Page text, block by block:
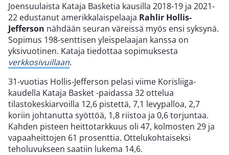
Joensuulaista Kataja Basketia kausilla 2018-19 ja 2021-
22 edustanut amerikkalaispelaaja Rahlir Hollis-
Jefferson nähdään seuran väreissä myös ensi syksynä.
Sopimus 198-senttisen yleispelaajan kanssa on
yksivuotinen. Kataja tiedottaa sopimuksesta
verkkosivuillaan.
31-vuotias Hollis-Jefferson pelasi viime Korisliiga-
kaudella Kataja Basket -paidassa 32 ottelua
tilastokeskiarvoilla 12,6 pistettä, 7,1 levypalloa, 2,7
koriin johtanutta syöttöä, 1,8 riistoa ja 0,6 torjuntaa.
Kahden pisteen heittotarkkuus oli 47, kolmosten 29 ja
vapaaheittojen 61 prosenttia. Ottelukohtaiseksi
teholuvukseen saatiin lukema 14,6.